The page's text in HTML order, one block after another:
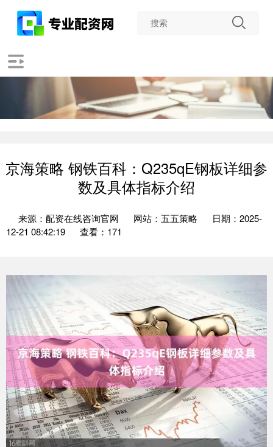
京海策略 钢铁百科：Q235qE钢板详细参
数及具体指标介绍
来源：配资在线咨询官网 网站：五五策略
日期：2025-
12-21 08:42:19
查看：171